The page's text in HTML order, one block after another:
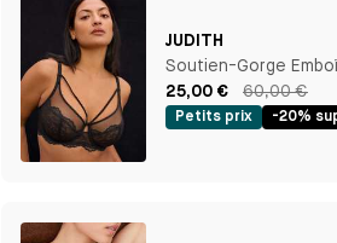
JUDITH
Soutien-Gorge
25,00 €
60,00 €
Petits prix -20%